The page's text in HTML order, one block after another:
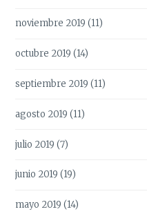
noviembre 2019 (11)
octubre 2019 (14)
septiembre 2019 (11)
agosto 2019 (11)
julio 2019 (7)
junio 2019 (19)
mayo 2019 (14)